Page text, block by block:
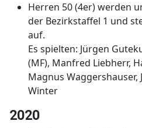
Herren 50 (4er) werden
der Bezirkstaffel 1 und
auf.
Es spielten: Jürgen
(MF), Manfred Liebherr,
Magnus Waggershauser,
Winter
2020